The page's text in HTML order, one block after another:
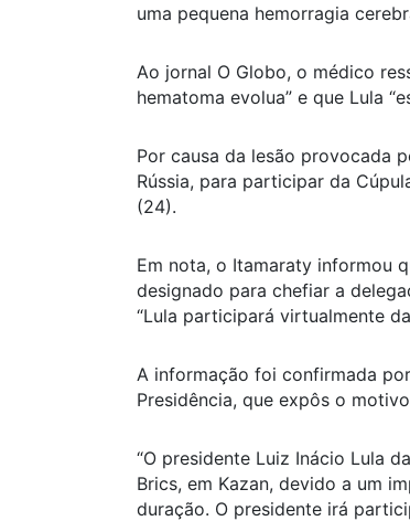
uma pequena hemorragia
Ao jornal O Globo, o médico
hematoma evolua” e que Lula
Por causa da lesão provocada
Rússia, para participar da
(24).
Em nota, o Itamaraty informou
designado para chefiar a
“Lula participará virtualmente
A informação foi confirmada
Presidência, que expôs o
“O presidente Luiz Inácio Lula
Brics, em Kazan, devido a um
duração. O presidente irá